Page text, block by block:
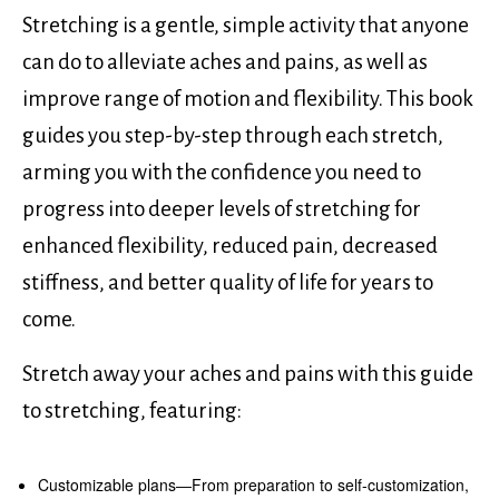
Stretching is a gentle, simple activity that anyone
can do to alleviate aches and pains, as well as
improve range of motion and flexibility. This book
guides you step-by-step through each stretch,
arming you with the confidence you need to
progress into deeper levels of stretching for
enhanced flexibility, reduced pain, decreased
stiffness, and better quality of life for years to
come.
Stretch away your aches and pains with this guide
to stretching, featuring:
Customizable plans―From preparation to self-customization,